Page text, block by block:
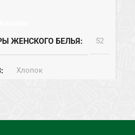
ЖЕНСКОГО БЕЛЬЯ 52
Хлопок